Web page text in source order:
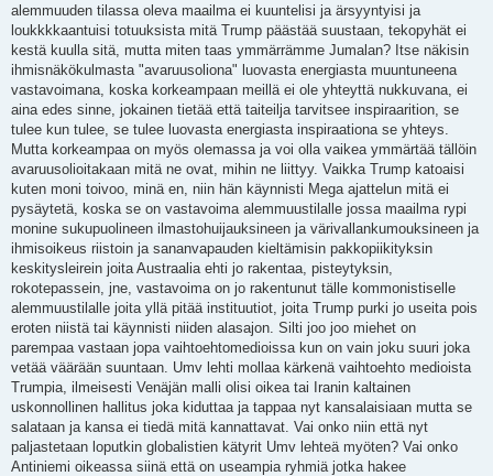
alemmuuden tilassa oleva maailma ei kuuntelisi ja ärsyyntyisi ja
loukkkkaantuisi totuuksista mitä Trump päästää suustaan, tekopyhät ei
kestä kuulla sitä, mutta miten taas ymmärrämme Jumalan? Itse näkisin
ihmisnäkökulmasta "avaruusoliona" luovasta energiasta muuntuneena
vastavoimana, koska korkeampaan meillä ei ole yhteyttä nukkuvana, ei
aina edes sinne, jokainen tietää että taiteilja tarvitsee inspiraarition, se
tulee kun tulee, se tulee luovasta energiasta inspiraationa se yhteys.
Mutta korkeampaa on myös olemassa ja voi olla vaikea ymmärtää tällöin
avaruusolioitakaan mitä ne ovat, mihin ne liittyy. Vaikka Trump katoaisi
kuten moni toivoo, minä en, niin hän käynnisti Mega ajattelun mitä ei
pysäytetä, koska se on vastavoima alemmuustilalle jossa maailma rypi
monine sukupuolineen ilmastohuijauksineen ja värivallankumouksineen ja
ihmisoikeus riistoin ja sananvapauden kieltämisin pakkopiikityksin
keskitysleirein joita Austraalia ehti jo rakentaa, pisteytyksin,
rokotepassein, jne, vastavoima on jo rakentunut tälle kommonistiselle
alemmuustilalle joita yllä pitää instituutiot, joita Trump purki jo useita pois
eroten niistä tai käynnisti niiden alasajon. Silti joo joo miehet on
parempaa vastaan jopa vaihtoehtomedioissa kun on vain joku suuri joka
vetää väärään suuntaan. Umv lehti mollaa kärkenä vaihtoehto medioista
Trumpia, ilmeisesti Venäjän malli olisi oikea tai Iranin kaltainen
uskonnollinen hallitus joka kiduttaa ja tappaa nyt kansalaisiaan mutta se
salataan ja kansa ei tiedä mitä kannattavat. Vai onko niin että nyt
paljastetaan loputkin globalistien kätyrit Umv lehteä myöten? Vai onko
Antiniemi oikeassa siinä että on useampia ryhmiä jotka hakee